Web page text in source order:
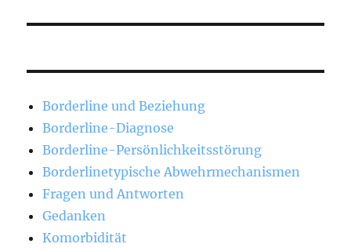
Borderline und Beziehung
Borderline-Diagnose
Borderline-Persönlichkeitsstörung
Borderlinetypische Abwehrmechanismen
Fragen und Antworten
Gedanken
Komorbidität